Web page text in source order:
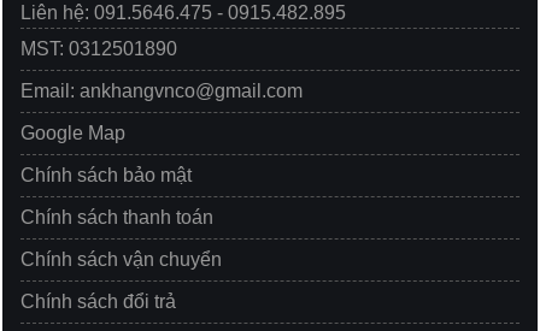
Liên hệ: 091.5646.475 - 0915.482.895
MST: 0312501890
Email: ankhangvnco@gmail.com
Google Map
Chính sách bảo mật
Chính sách thanh toán
Chính sách vận chuyển
Chính sách đổi trả